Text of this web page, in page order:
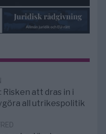
Risken att dras in i
all utrikespolitik